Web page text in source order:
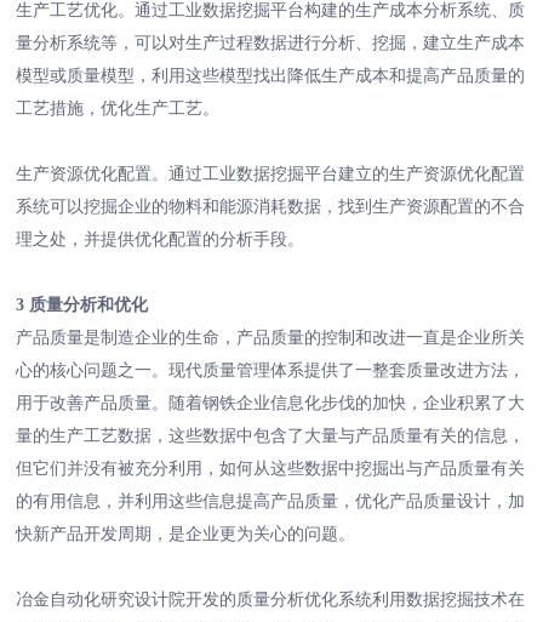
生产工艺优化。通过工业数据挖掘平台构建的生产成本分析系统、质
量分析系统等，可以对生产过程数据进行分析、挖掘，建立生产成本
模型或质量模型，利用这些模型找出降低生产成本和提高产品质量的
工艺措施，优化生产工艺。
生产资源优化配置。通过工业数据挖掘平台建立的生产资源优化配置
系统可以挖掘企业的物料和能源消耗数据，找到生产资源配置的不合
理之处，并提供优化配置的分析手段。
3 质量分析和优化
产品质量是制造企业的生命，产品质量的控制和改进一直是企业所关
心的核心问题之一。现代质量管理体系提供了一整套质量改进方法，
用于改善产品质量。随着钢铁企业信息化步伐的加快，企业积累了大
量的生产工艺数据，这些数据中包含了大量与产品质量有关的信息，
但它们并没有被充分利用，如何从这些数据中挖掘出与产品质量有关
的有用信息，并利用这些信息提高产品质量，优化产品质量设计，加
快新产品开发周期，是企业更为关心的问题。
冶金自动化研究设计院开发的质量分析优化系统利用数据挖掘技术在